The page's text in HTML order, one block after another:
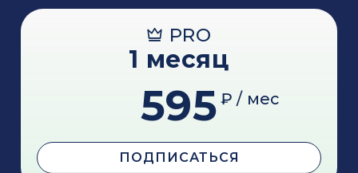
PRO
1 месяц
595 ₽ / мес
ПОДПИСАТЬСЯ